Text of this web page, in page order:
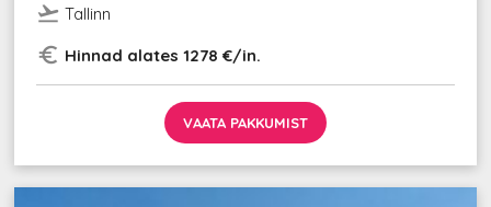
flight_takeoff Tallinn
euro_symbol Hinnad alates 1278 €/in.
VAATA PAKKUMIST